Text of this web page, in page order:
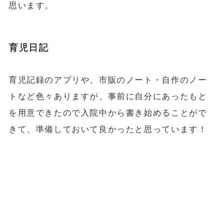
思います。
育児日記
育児記録のアプリや、市販のノート・自作のノー
トなど色々ありますが、事前に自分にあったもと
を用意できたので入院中から書き始めることがで
きて、準備しておいて良かったと思っています！